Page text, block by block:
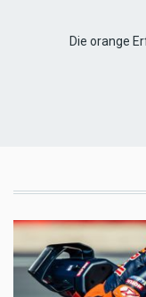
Die orange